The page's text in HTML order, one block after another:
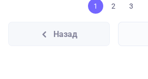
1 2 3
Назад